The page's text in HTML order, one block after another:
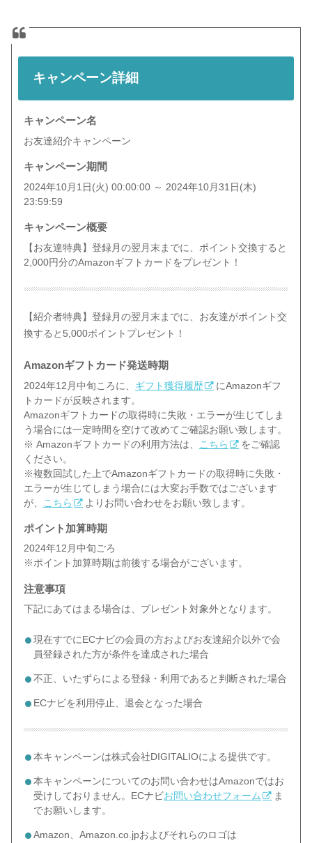
キャンペーン詳細
キャンペーン名
お友達紹介キャンペーン
キャンペーン期間
2024年10月1日(火) 00:00:00 ～ 2024年10月31日(木)
23:59:59
キャンペーン概要
【お友達特典】登録月の翌月末までに、ポイント交換すると
2,000円分のAmazonギフトカードをプレゼント！
【紹介者特典】登録月の翌月末までに、お友達がポイント交
換すると5,000ポイントプレゼント！
Amazonギフトカード発送時期
2024年12月中旬ころに、 ギフト獲得履歴
にAmazonギフ
トカードが反映されます。
Amazonギフトカードの取得時に失敗・エラーが生じてしま
う場合には一定時間を空けて改めてご確認お願い致します。
※ Amazonギフトカードの利用方法は、
こちら
をご確認
ください。
※複数回試した上でAmazonギフトカードの取得時に失敗・
エラーが生じてしまう場合には大変お手数ではございます
が、
こちら よりお問い合わせをお願い致します。
ポイント加算時期
2024年12月中旬ごろ
※ポイント加算時期は前後する場合がございます。
注意事項
下記にあてはまる場合は、プレゼント対象外となります。
現在すでにECナビの会員の方およびお友達紹介以外で会
員登録された方が条件を達成された場合
不正、いたずらによる登録・利用であると判断された場合
ECナビを利用停止、退会となった場合
本キャンペーンは株式会社DIGITALIOによる提供です。
本キャンペーンについてのお問い合わせはAmazonではお
受けしておりません。ECナビお問い合わせフォーム
ま
でお願いします。
Amazon、Amazon.co.jpおよびそれらのロゴは